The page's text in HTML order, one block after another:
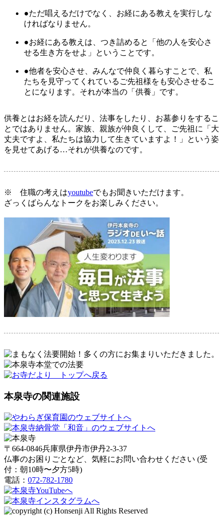
●ただ唱えるだけでなく、お経にある教えを実行しな
ければなりません。
●お経にある教えは、つき詰めると「他の人を安心さ
せる生き方をせよ」ということです。
●他者を安心させ、みんなで仲良く暮らすことで、私
たちを見守ってくれているご先祖様をも安心させるこ
とになります。それが本当の「供養」です。
供養とはお経を読んだり、法事をしたり、お墓参りをするこ
とではありません。 家族、親族が仲良くして、ご先祖に「大
丈夫ですよ、私たちは協力して生きていますよ！」という姿
を見せてあげる…それが供養なのです。
※ 住職の考えはyoutubeでもお聞きいただけます。
ざっくばらんなトークをお楽しみください。
本泉寺の関連施設
〒664-0846兵庫県伊丹市伊丹2-3-37
仏事のお困りごとなど、気軽にお問い合わせください (受
付：朝10時〜夕方5時)
電話： 072-782-1780